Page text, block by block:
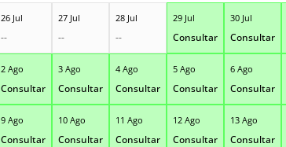
26 Jul
--
27 Jul
--
28 Jul
--
29 Jul
Consultar
30 Jul
Consultar
2 Ago
Consultar
3 Ago
Consultar
4 Ago
Consultar
5 Ago
Consultar
6 Ago
Consultar
9 Ago
Consultar
10 Ago
Consultar
11 Ago
Consultar
12 Ago
Consultar
13 Ago
Consultar